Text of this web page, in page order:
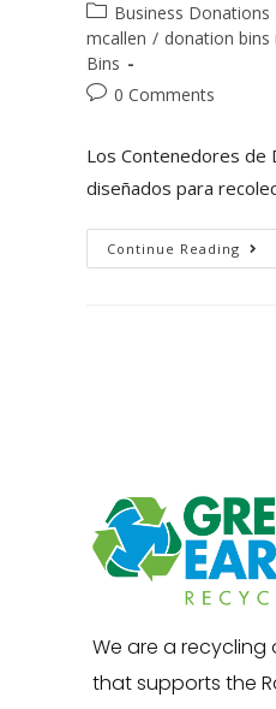
Business Donations
mcallen / donation bins
Bins
0 Comments
Los Contenedores de
diseñados para
Continue Reading
We are a recycling
that supports the